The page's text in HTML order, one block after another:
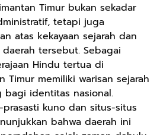
Timur bukan sekadar
tetapi juga
atas kekayaan sejarah dan
tersebut. Sebagai
Hindu tertua di
Timur memiliki warisan sejarah
identitas nasional.
kuno dan situs-situs
bahwa daerah ini